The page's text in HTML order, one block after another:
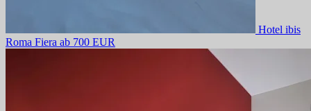
Hotel ibis
Roma Fiera ab 700 EUR